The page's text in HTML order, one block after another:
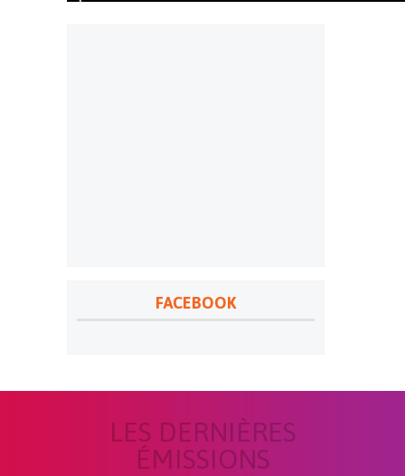
FACEBOOK
LES DERNIÈRES
ÉMISSIONS